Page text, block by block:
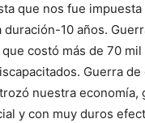
que nos fue
duración-10 años.
costó más de 70
Guerra
nuestra economía,
y con muy duros